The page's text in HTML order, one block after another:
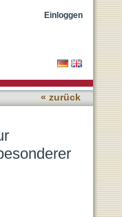
Einloggen
« zurück